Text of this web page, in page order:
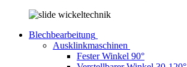
Blechbearbeitung
Ausklinkmaschinen
Fester Winkel 90°